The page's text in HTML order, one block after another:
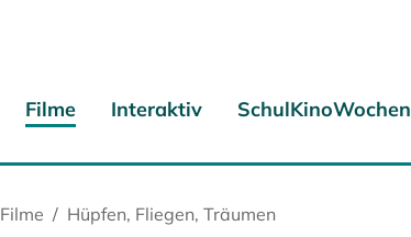
Filme Interaktiv SchulKinoWochen
Filme Hüpfen, Fliegen, Träumen